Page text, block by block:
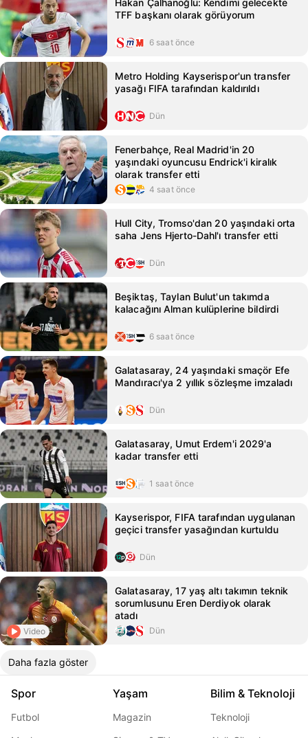
Hakan Çalhanoğlu: Kendimi gelecekte
TFF başkanı olarak görüyorum
6 saat önce
Metro Holding Kayserispor'un transfer
yasağı FIFA tarafından kaldırıldı
Dün
Fenerbahçe, Real Madrid'in 20
yaşındaki oyuncusu Endrick'i kiralık
olarak transfer etti
4 saat önce
Hull City, Tromso'dan 20 yaşındaki orta
saha Jens Hjerto-Dahl'ı transfer etti
Dün
Beşiktaş, Taylan Bulut'un takımda
kalacağını Alman kulüplerine bildirdi
6 saat önce
Galatasaray, 24 yaşındaki smaçör Efe
Mandıracı'ya 2 yıllık sözleşme imzaladı
Dün
Galatasaray, Umut Erdem'i 2029'a
kadar transfer etti
1 saat önce
Kayserispor, FIFA tarafından uygulanan
geçici transfer yasağından kurtuldu
Dün
Video
Galatasaray, 17 yaş altı takımın teknik
sorumlusunu Eren Derdiyok olarak
atadı
Dün
Daha fazla göster
Spor
Futbol
Yaşam
Magazin
Bilim & Teknoloji
Teknoloji